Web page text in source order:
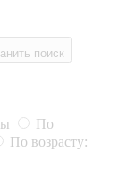
поиск
По
По возрасту: